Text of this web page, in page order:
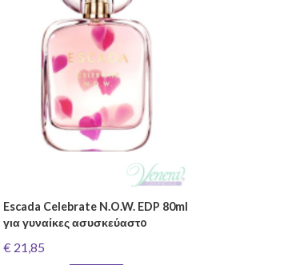
Escada Celebrate N.O.W. EDP 80ml
για γυναίκες ασυσκεύαστo
€ 21,85